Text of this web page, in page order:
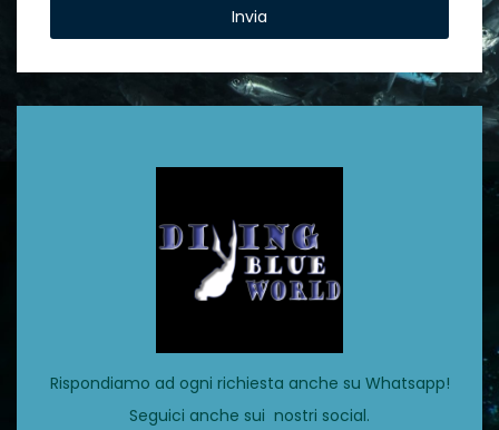
Invia
Rispondiamo ad ogni richiesta anche su Whatsapp!
Seguici anche sui nostri social.